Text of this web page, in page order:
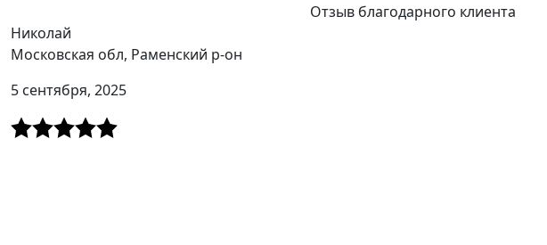
Николай
Московская обл, Раменский р-он
5 сентября, 2025
Отзыв благодарного клиента